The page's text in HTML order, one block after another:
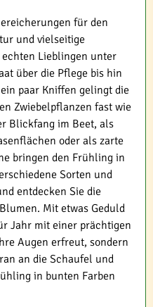
für den
und vielseitige
Lieblingen unter
über die Pflege bis hin
paar Kniffen gelingt die
Zwiebelpflanzen fast wie
Blickfang im Beet, als
oder als zarte
bringen den Frühling in
Sorten und
entdecken Sie die
Mit etwas Geduld
Jahr mit einer prächtigen
Augen erfreut, sondern
an die Schaufel und
in bunten Farben